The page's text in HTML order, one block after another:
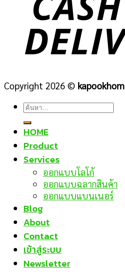
Copyright 2026 © kapookhom
ค้นหา:
HOME
Product
Services
ออกแบบโลโก้
ออกแบบฉลากสินค้า
ออกแบบแบนเนอร์
Blog
About
Contact
เข้าสู่ระบบ
Newsletter